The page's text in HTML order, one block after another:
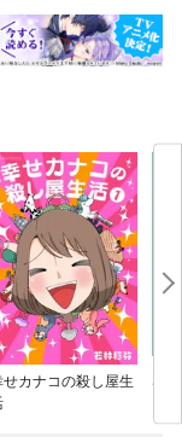
せカナコの殺し屋生